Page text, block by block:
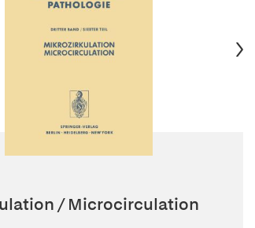
/ Microcirculation